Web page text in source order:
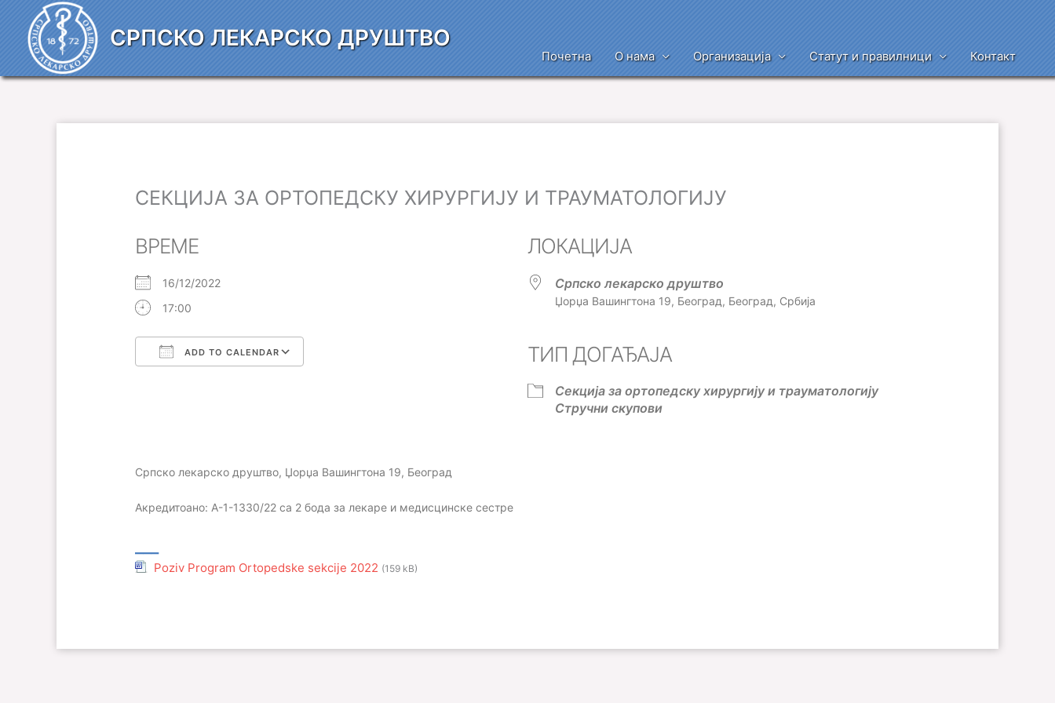
садржај
СРПСКО ЛЕКАРСКО ДРУШТВО
Почетна О нама Организација Статут и правилници Контакт
СЕКЦИЈА ЗА ОРТОПЕДСКУ ХИРУРГИЈУ И ТРАУМАТОЛОГИЈУ
ВРЕМЕ
16/12/2022
17:00
ADD TO CALENDAR
ЛОКАЦИЈА
Српско лекарско друштво
Џорџа Вашингтона 19, Београд, Београд, Србија
ТИП ДОГАЂАЈА
Секција за ортопедску хирургију и трауматологију
Стручни скупови
Српско лекарско друштво, Џорџа Вашингтона 19, Београд
Акредитоано: А-1-1330/22 са 2 бода за лекаре и медисцинске сестре
Poziv Program Ortopedske sekcije 2022 (159 kB)